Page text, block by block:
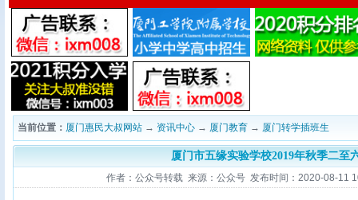
当前位置： 厦门惠民大叔网站 → 资讯中心 → 厦门教育 → 厦门转学插班生
厦门市五缘实验学校2019年秋季二至
作者：公众号转载 来源：公众号 发布时间：2020-08-11